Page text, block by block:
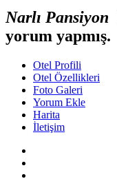
Narlı Pansiyon
yorum yapmış.
Otel Profili
Otel Özellikleri
Foto Galeri
Yorum Ekle
Harita
İletişim